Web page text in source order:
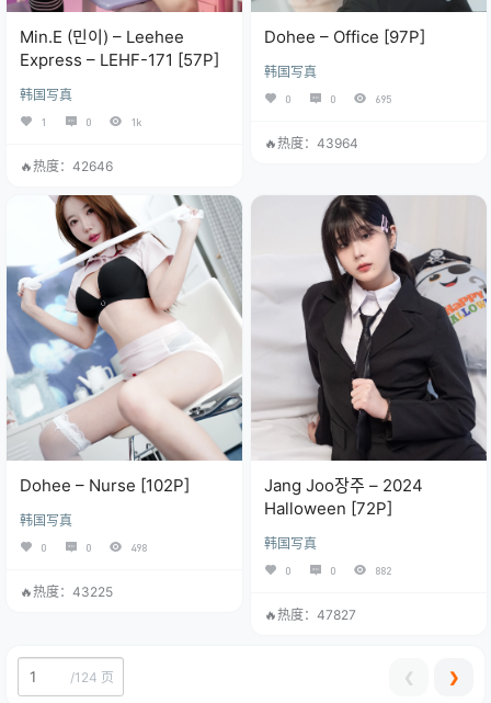
Min.E (민이) – Leehee
Express – LEHF-171 [57P]
韩国写真
1 0 1k
🔥热度：42646
Dohee – Office [97P]
韩国写真
0 0 695
🔥热度：43964
Dohee – Nurse [102P]
韩国写真
0 0 498
🔥热度：43225
Jang Joo장주 – 2024
Halloween [72P]
韩国写真
0 0 882
🔥热度：47827
/124 页 ❮ ❯